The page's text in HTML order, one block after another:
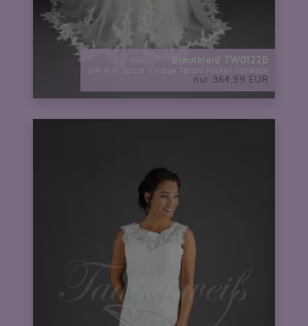
Brautkleid TW0122B
3/4-Arm Spitze Vintage Tattoo Rücken Schleppe
nur 364,99 EUR